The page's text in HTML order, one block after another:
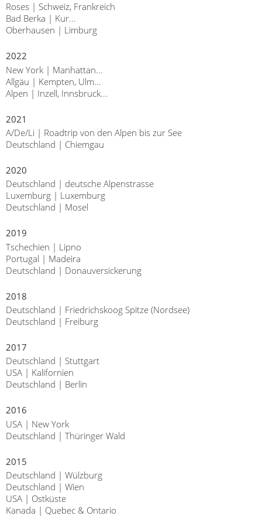
Roses | Schweiz, Frankreich
Bad Berka | Kur...
Oberhausen | Limburg
2022
New York | Manhattan...
Allgäu | Kempten, Ulm...
Alpen | Inzell, Innsbruck...
2021
A/De/Li | Roadtrip von den Alpen bis zur See
Deutschland | Chiemgau
2020
Deutschland | deutsche Alpenstrasse
Luxemburg | Luxemburg
Deutschland | Mosel
2019
Tschechien | Lipno
Portugal | Madeira
Deutschland | Donauversickerung
2018
Deutschland | Friedrichskoog Spitze (Nordsee)
Deutschland | Freiburg
2017
Deutschland | Stuttgart
USA | Kalifornien
Deutschland | Berlin
2016
USA | New York
Deutschland | Thüringer Wald
2015
Deutschland | Wülzburg
Deutschland | Wien
USA | Ostküste
Kanada | Quebec & Ontario